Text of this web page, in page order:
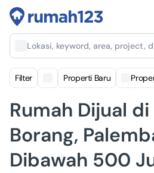
Lokasi, keyword, area, project,
Filter Properti Baru
Rumah Dijual
Borang,
Dibawah 500